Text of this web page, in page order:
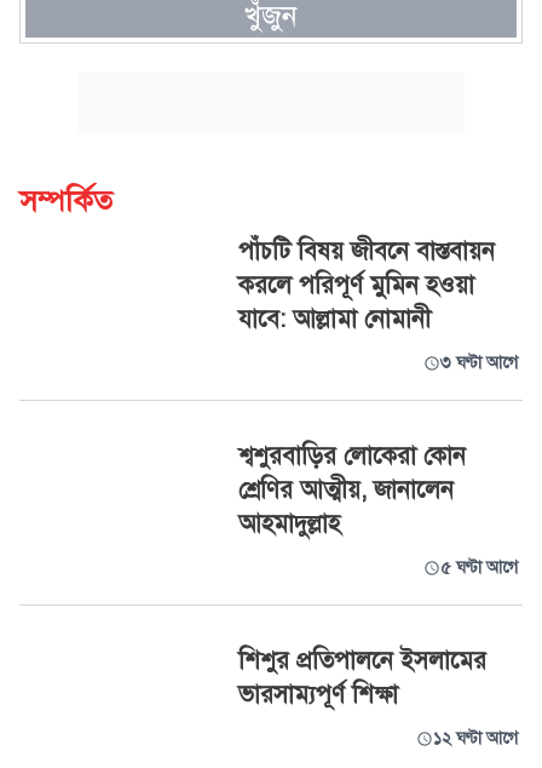
খুঁজুন
সম্পর্কিত
পাঁচটি বিষয় জীবনে বাস্তবায়ন
করলে পরিপূর্ণ মুমিন হওয়া
যাবে: আল্লামা নোমানী
৩ ঘণ্টা আগে
শ্বশুরবাড়ির লোকেরা কোন
শ্রেণির আত্মীয়, জানালেন
আহমাদুল্লাহ
৫ ঘণ্টা আগে
শিশুর প্রতিপালনে ইসলামের
ভারসাম্যপূর্ণ শিক্ষা
১২ ঘণ্টা আগে